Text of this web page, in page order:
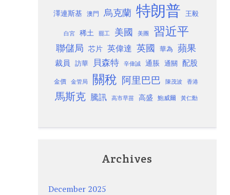
澤連斯基 澳門 烏克蘭 特朗普 王毅
白宮 稀土 罷工 美國 美團 習近平
聯儲局 芯片 英偉達 英國 華為 蘋果
裁員 訪華 貝森特 辛偉誠 通脹 通關 配股
金價 金管局 關稅 阿里巴巴 陳茂波 香港
馬斯克 騰訊 高市早苗 高盛 鮑威爾 黃仁勳
Archives
December 2025